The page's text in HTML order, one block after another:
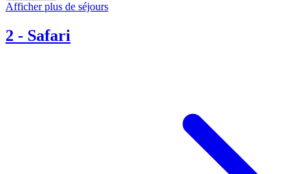
Afficher plus de séjours
2 - Safari